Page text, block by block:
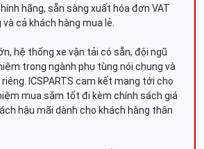
hãng, sẵn sàng xuất hóa đơn VAT
cả khách hàng mua lẻ.
hệ thống xe vận tải có sẵn, đội ngũ
trong ngành phụ tùng nói chung và
ICSPARTS cam kết mang tới cho
mua sắm tốt đi kèm chính sách giá
hậu mãi dành cho khách hàng thân